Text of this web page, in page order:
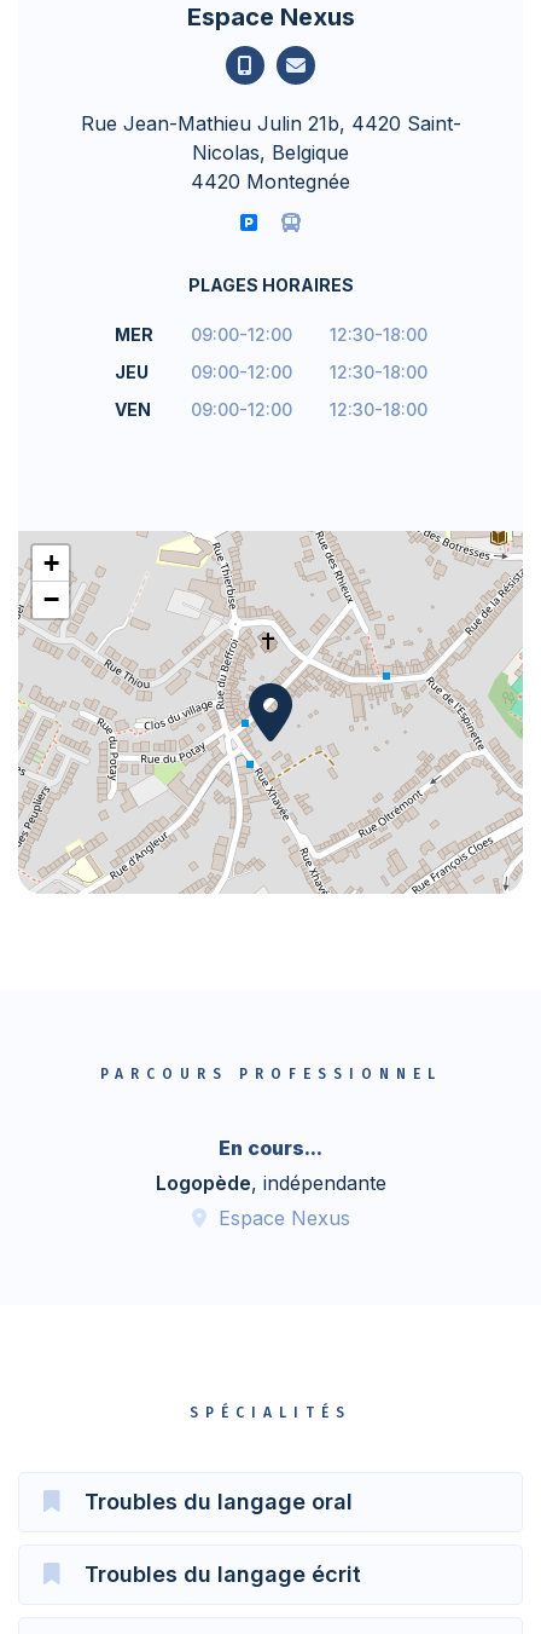
Espace Nexus
Rue Jean-Mathieu Julin 21b, 4420 Saint-
Nicolas, Belgique
4420 Montegnée
PLAGES HORAIRES
MER 09:00-12:00
12:30-18:00
JEU
09:00-12:00
12:30-18:00
VEN
09:00-12:00 12:30-18:00
+
−
PARCOURS PROFESSIONNEL
En cours...
Logopède, indépendante
Espace Nexus
SPÉCIALITÉS
Troubles du langage oral
Troubles du langage écrit